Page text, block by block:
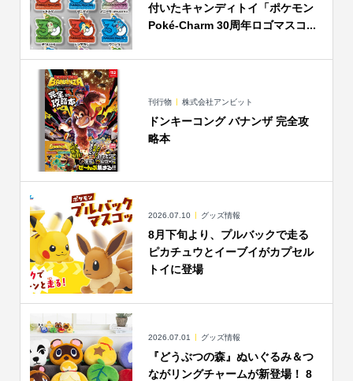
付いたキャンディトイ「ポケモン
Poké-Charm 30周年ロゴマスコ...
刊行物 株式会社アンビット
ドンキーコング バナンザ 完全攻
略本
2026.07.10 グッズ情報
8月下旬より、プルバックで走る
ピカチュウとイーブイがカプセル
トイに登場
2026.07.01 グッズ情報
『どうぶつの森』ぬいぐるみ＆つ
ながリングチャームが新登場！ 8